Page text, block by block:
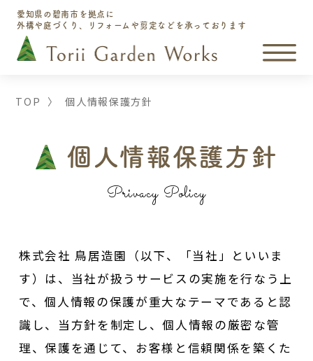
愛知県の碧南市を拠点に
外構や庭づくり、リフォームや剪定などを承っております
TOP 〉 個人情報保護方針
個人情報保護方針
Privacy Policy
株式会社 鳥居造園（以下、「当社」といいま
す）は、当社が扱うサービスの実施を行なう上
で、個人情報の保護が重大なテーマであると認
識し、当方針を制定し、個人情報の厳密な管
理、保護を通じて、お客様と信頼関係を築くた